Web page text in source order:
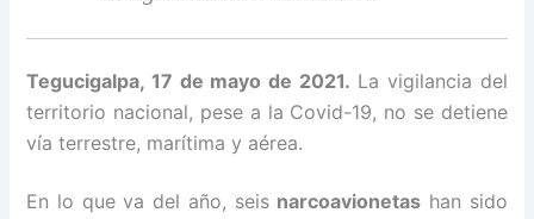
Tegucigalpa, 17 de mayo de 2021. La vigilancia del
territorio nacional, pese a la Covid-19, no se detiene
vía terrestre, marítima y aérea.
En lo que va del año, seis narcoavionetas han sido